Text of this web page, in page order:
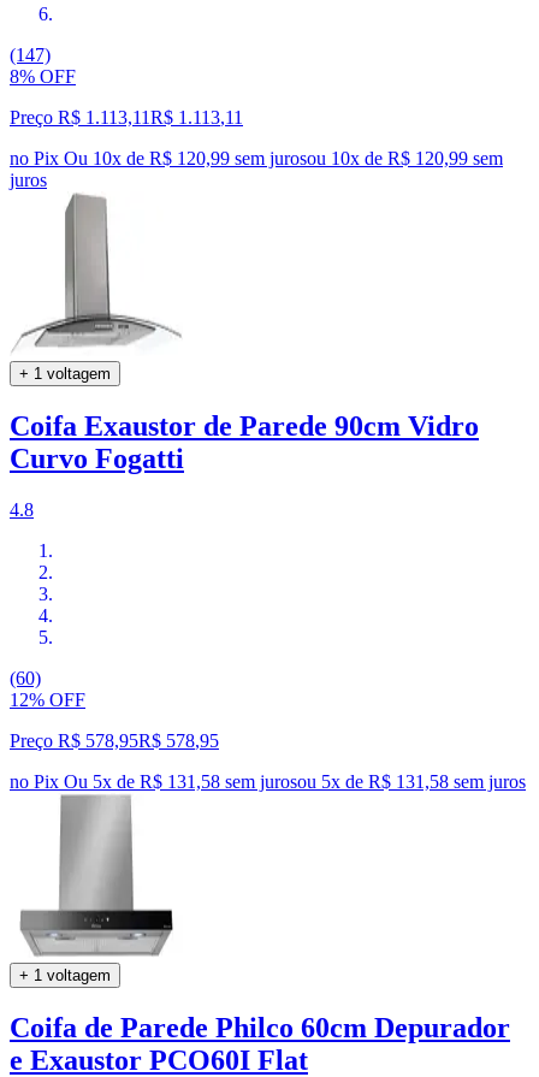
(147)
8% OFF
Preço R$ 1.113,11R$ 1.113,11
no Pix Ou 10x de R$ 120,99 sem jurosou 10x de R$ 120,99 sem
juros
+ 1 voltagem
Coifa Exaustor de Parede 90cm Vidro
Curvo Fogatti
4.8
(60)
12% OFF
Preço R$ 578,95R$ 578,95
no Pix Ou 5x de R$ 131,58 sem jurosou 5x de R$ 131,58 sem juros
+ 1 voltagem
Coifa de Parede Philco 60cm Depurador
e Exaustor PCO60I Flat